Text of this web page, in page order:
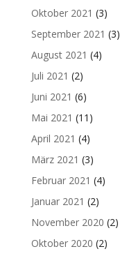
Oktober 2021 (3)
September 2021 (3)
August 2021 (4)
Juli 2021 (2)
Juni 2021 (6)
Mai 2021 (11)
April 2021 (4)
März 2021 (3)
Februar 2021 (4)
Januar 2021 (2)
November 2020 (2)
Oktober 2020 (2)